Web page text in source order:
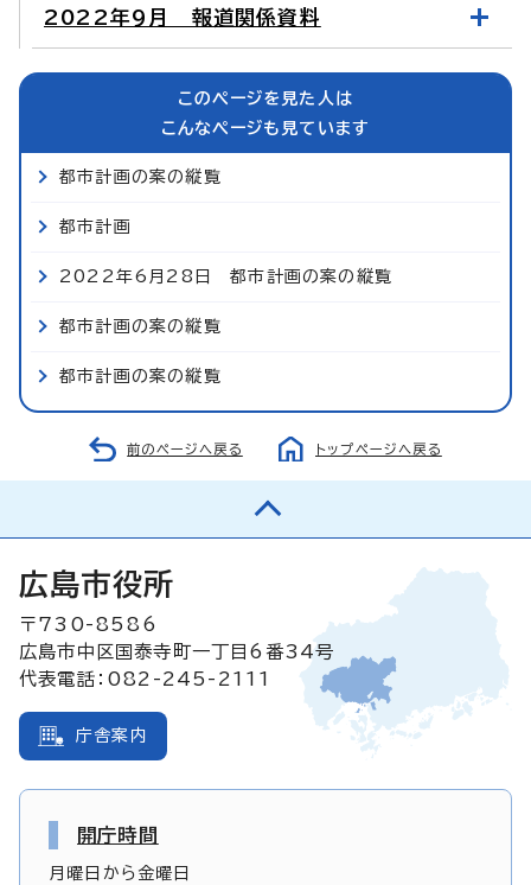
2022年9月 報道関係資料
このページを見た人は
こんなページも見ています
都市計画の案の縦覧
都市計画
2022年6月28日 都市計画の案の縦覧
都市計画の案の縦覧
都市計画の案の縦覧
前のページへ戻る トップページへ戻る
広島市役所
〒730-8586
広島市中区国泰寺町一丁目6番34号
代表電話：082-245-2111
庁舎案内
開庁時間
月曜日から金曜日